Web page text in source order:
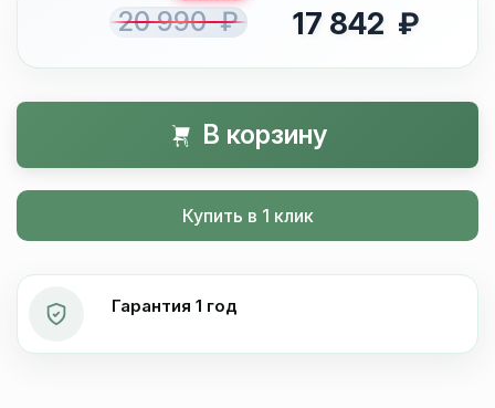
20 990 ₽ 17 842 ₽
В корзину
Купить в 1 клик
Гарантия 1 год